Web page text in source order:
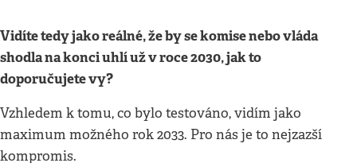
Vidíte tedy jako reálné, že by se komise nebo vláda
shodla na konci uhlí už v roce 2030, jak to
doporučujete vy?
Vzhledem k tomu, co bylo testováno, vidím jako
maximum možného rok 2033. Pro nás je to nejzazší
kompromis.